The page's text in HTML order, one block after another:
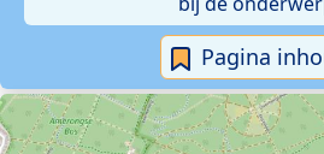
Pagina